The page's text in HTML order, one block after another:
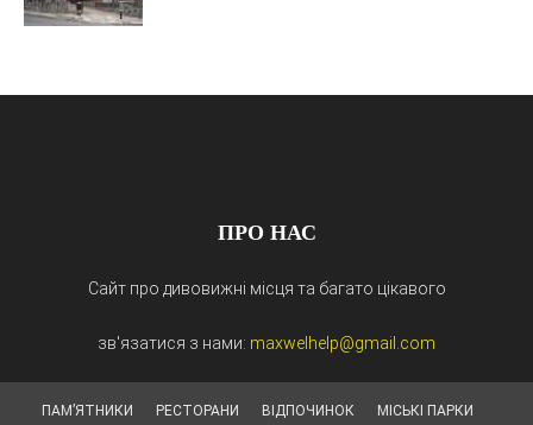
ПРО НАС
Сайт про дивовижні місця та багато цікавого
зв'язатися з нами: maxwelhelp@gmail.com
ПАМ’ЯТНИКИ РЕСТОРАНИ ВІДПОЧИНОК МІСЬКІ ПАРКИ